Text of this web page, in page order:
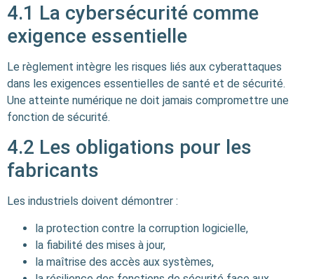
4.1 La cybersécurité comme
exigence essentielle
Le règlement intègre les risques liés aux cyberattaques
dans les exigences essentielles de santé et de sécurité.
Une atteinte numérique ne doit jamais compromettre une
fonction de sécurité.
4.2 Les obligations pour les
fabricants
Les industriels doivent démontrer :
la protection contre la corruption logicielle,
la fiabilité des mises à jour,
la maîtrise des accès aux systèmes,